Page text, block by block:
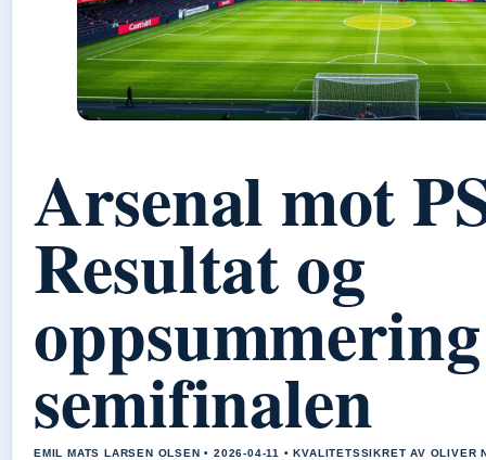
Arsenal mot
Resultat og
oppsummering
semifinalen
EMIL MATS LARSEN OLSEN • 2026-04-11 • KVALITETSSIKRET AV OLIVER